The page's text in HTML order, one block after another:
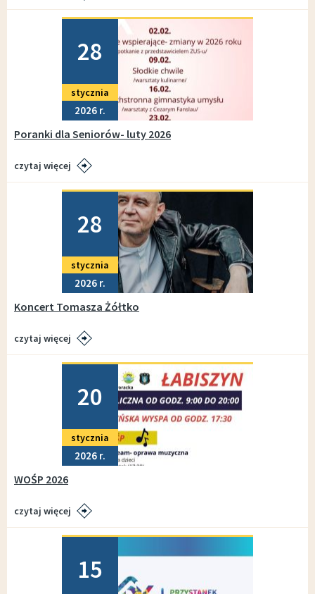
28
stycznia
2026
Poranki dla Seniorów- luty 2026
czytaj więcej
28
stycznia
2026
Koncert Tomasza Żółtko
czytaj więcej
20
stycznia
2026
WOŚP 2026
czytaj więcej
15